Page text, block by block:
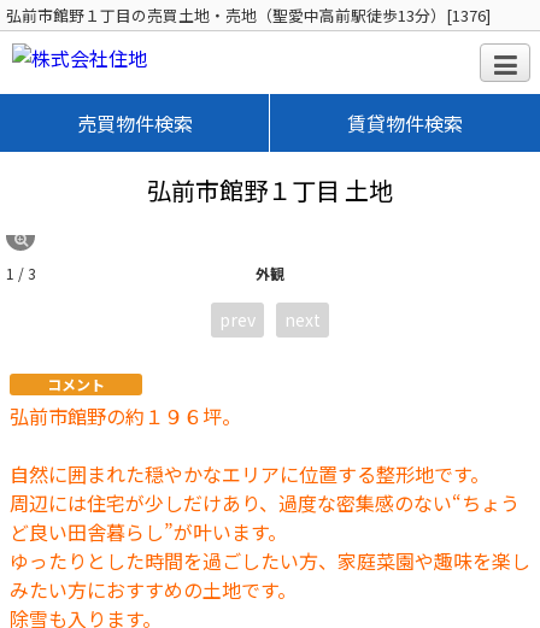
弘前市館野１丁目の売買土地・売地（聖愛中高前駅徒歩13分）[1376]
売買物件検索 賃貸物件検索
弘前市館野１丁目 土地
外観
1 / 3
prev next
コメント
弘前市館野の約１９６坪。
自然に囲まれた穏やかなエリアに位置する整形地です。
周辺には住宅が少しだけあり、過度な密集感のない“ちょう
ど良い田舎暮らし”が叶います。
ゆったりとした時間を過ごしたい方、家庭菜園や趣味を楽し
みたい方におすすめの土地です。
除雪も入ります。